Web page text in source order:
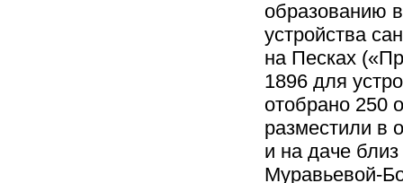
образованию
устройства
на Песках
1896 для
отобрано 250
разместили в
и на даче
Муравьевой-